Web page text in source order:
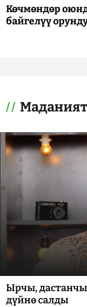
Көчмөндөр
байгелүү
Ырчы, дастанчы
дүйнө салды